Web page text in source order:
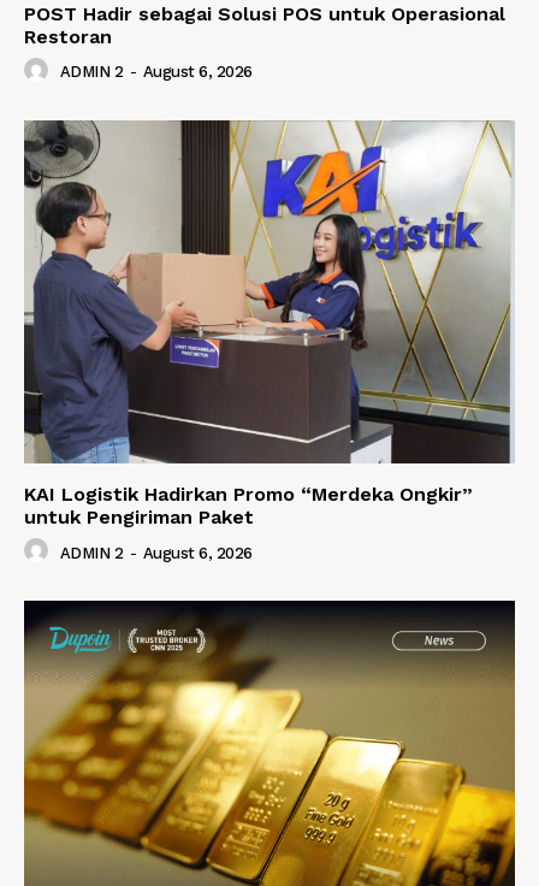
POST Hadir sebagai Solusi POS untuk Operasional
Restoran
ADMIN 2 - August 6, 2026
KAI Logistik Hadirkan Promo “Merdeka Ongkir”
untuk Pengiriman Paket
ADMIN 2 - August 6, 2026